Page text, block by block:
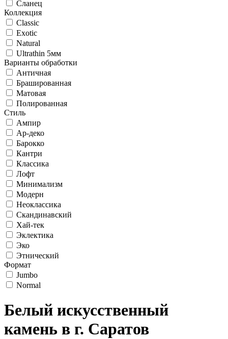
Сланец
Коллекция
Classic
Exotic
Natural
Ultrathin 5мм
Варианты обработки
Античная
Брашированная
Матовая
Полированная
Стиль
Ампир
Ар-деко
Барокко
Кантри
Классика
Лофт
Минимализм
Модерн
Неоклассика
Скандинавский
Хай-тек
Эклектика
Эко
Этнический
Формат
Jumbo
Normal
Белый искусственный
камень в г. Саратов